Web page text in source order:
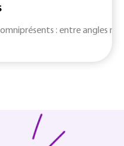
omniprésents : entre angles